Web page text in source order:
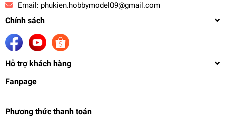
Email: phukien.hobbymodel09@gmail.com
Chính sách
Hỗ trợ khách hàng
Fanpage
Phương thức thanh toán